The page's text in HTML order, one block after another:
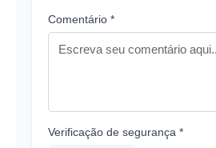
Comentário *
Verificação de segurança *